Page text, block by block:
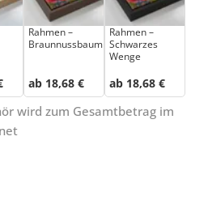
Rahmen –
Braunnussbaum
ab 18,68 €
Rahmen –
Schwarzes
Wenge
ab 18,68 €
wird zum Gesamtbetrag im